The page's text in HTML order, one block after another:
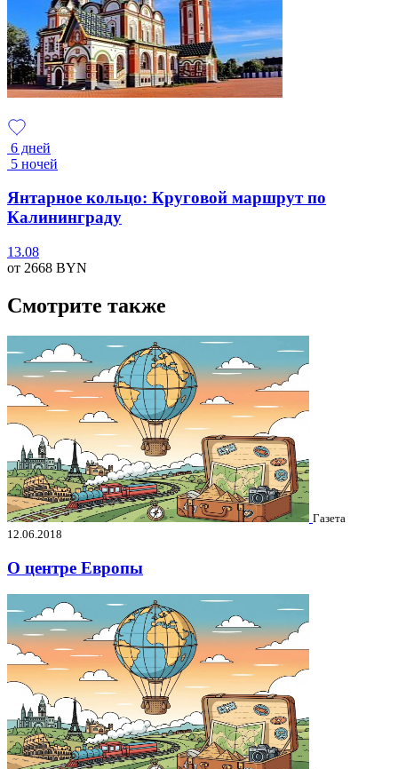
6 дней
5 ночей
Янтарное кольцо: Круговой маршрут по
Калининграду
13.08
от 2668 BYN
Смотрите также
Газета
12.06.2018
О центре Европы